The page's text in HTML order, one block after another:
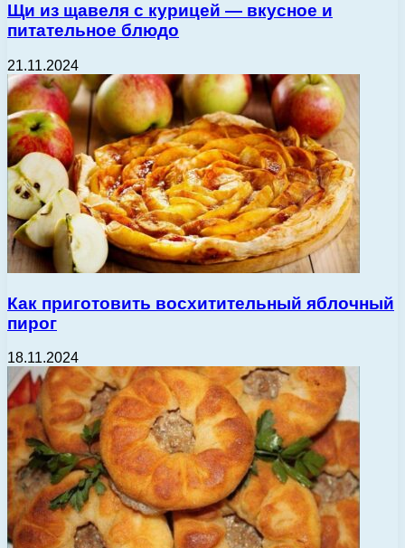
Щи из щавеля с курицей — вкусное и
питательное блюдо
21.11.2024
Как приготовить восхитительный яблочный
пирог
18.11.2024